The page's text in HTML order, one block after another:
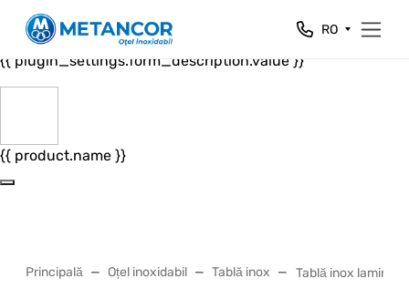
Close
{{ plugin_settings.form_header.value }}
{{ plugin_settings.form_description.value }}
{{ product.name }}
RO
Principală Oțel inoxidabil Tablă inox Tablă inox